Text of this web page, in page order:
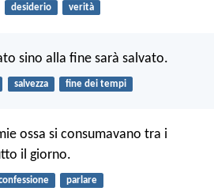
desiderio verità
sino alla fine sarà salvato.
salvezza fine dei tempi
ossa si consumavano tra i
il giorno.
parlare